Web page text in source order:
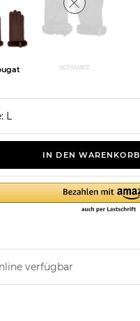
schwarz
L
IN DEN WARENKORB
verfügbar